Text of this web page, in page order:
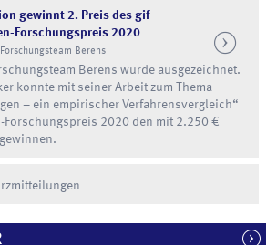
gewinnt 2. Preis des gif
Forschungspreis 2020
Berens
Berens wurde ausgezeichnet.
konnte mit seiner Arbeit zum Thema
– ein empirischer Verfahrensvergleich“
Forschungspreis 2020 den mit 2.250 €